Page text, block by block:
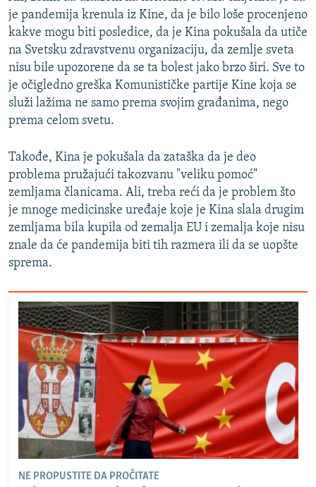
je pandemija krenula iz Kine, da je bilo loše procenjeno
kakve mogu biti posledice, da je Kina pokušala da utiče
na Svetsku zdravstvenu organizaciju, da zemlje sveta
nisu bile upozorene da se ta bolest jako brzo širi. Sve to
je očigledno greška Komunističke partije Kine koja se
služi lažima ne samo prema svojim građanima, nego
prema celom svetu.
Takođe, Kina je pokušala da zataška da je deo
problema pružajući takozvanu "veliku pomoć"
zemljama članicama. Ali, treba reći da je problem što
je mnoge medicinske uređaje koje je Kina slala drugim
zemljama bila kupila od zemalja EU i zemalja koje nisu
znale da će pandemija biti tih razmera ili da se uopšte
sprema.
NE PROPUSTITE DA PROČITATE